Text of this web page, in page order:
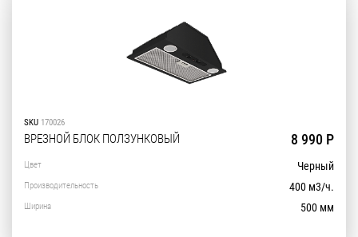
SKU 170026
ВРЕЗНОЙ БЛОК ПОЛЗУНКОВЫЙ 8 990 Р
Цвет Черный
Производительность 400 м3/ч.
Ширина 500 мм